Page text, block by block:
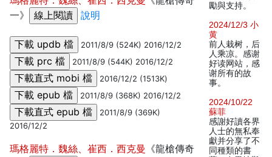
一》
說明
2011/8/9 (524K) 2016/12/2
2011/8/9 (544K) 2016/12/2
2016/12/2 (1513K)
2011/8/9 (368K) 2016/12/2
2011/8/9 (369K)
2016/12/2
瑪格麗特．魏絲、崔西．西克曼 《龍槍傳奇
勵與支持。
2024/12/3 小
黄
前人栽树，后
人乘凉。感谢
好读网站，感
谢所有的故
事。
2024/10/22
蘇菲
感謝好讀各界
人士的無私奉
獻并分享了不
同種類的書